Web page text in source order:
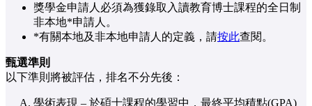
獎學金申請人必須為獲錄取入讀教育博士課程的全日制
非本地*申請人。
*有關本地及非本地申請人的定義，請按此查閱。
甄選準則
以下準則將被評估，排名不分先後：
學術表現 – 於碩士課程的學習中，最終平均積點(GPA)